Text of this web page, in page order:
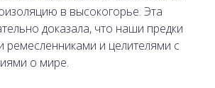
в высокогорье. Эта
доказала, что наши предки
ремесленниками и целителями с
о мире.